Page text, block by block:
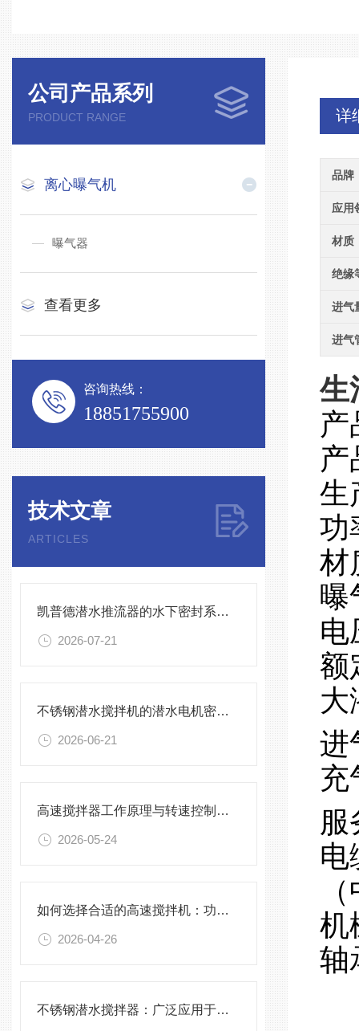
公司产品系列
PRODUCT RANGE
离心曝气机
曝气器
查看更多
咨询热线：
18851755900
技术文章
ARTICLES
凯普德潜水推流器的水下密封系统维护全流程指南说明
2026-07-21
不锈钢潜水搅拌机的潜水电机密封与泄漏保护
2026-06-21
高速搅拌器工作原理与转速控制技术分析
2026-05-24
如何选择合适的高速搅拌机：功率、转速、搅拌桨叶与物料适配性分析
2026-04-26
不锈钢潜水搅拌器：广泛应用于污水处理与化学工程
详
品牌
应用
材质
绝缘
进气
进气
生
产
产
生
功
材
曝
电
额
大
进
充
服
电
机
轴